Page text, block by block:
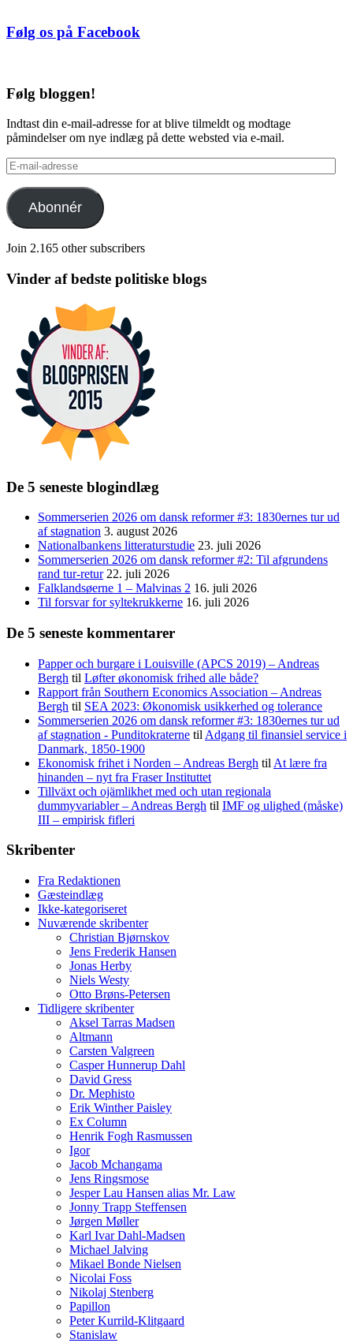
Følg os på Facebook
Følg bloggen!
Indtast din e-mail-adresse for at blive tilmeldt og modtage
påmindelser om nye indlæg på dette websted via e-mail.
E-
mail-
adresse
Abonnér
Join 2.165 other subscribers
Vinder af bedste politiske blogs
De 5 seneste blogindlæg
Sommerserien 2026 om dansk reformer #3: 1830ernes tur ud
af stagnation 3. august 2026
Nationalbankens litteraturstudie 23. juli 2026
Sommerserien 2026 om dansk reformer #2: Til afgrundens
rand tur-retur 22. juli 2026
Falklandsøerne 1 – Malvinas 2 16. juli 2026
Til forsvar for syltekrukkerne 16. juli 2026
De 5 seneste kommentarer
Papper och burgare i Louisville (APCS 2019) – Andreas
Bergh til Løfter økonomisk frihed alle både?
Rapport från Southern Economics Association – Andreas
Bergh til SEA 2023: Økonomisk usikkerhed og tolerance
Sommerserien 2026 om dansk reformer #3: 1830ernes tur ud
af stagnation - Punditokraterne til Adgang til finansiel service i
Danmark, 1850-1900
Ekonomisk frihet i Norden – Andreas Bergh til At lære fra
hinanden – nyt fra Fraser Instituttet
Tillväxt och ojämlikhet med och utan regionala
dummyvariabler – Andreas Bergh til IMF og ulighed (måske)
III – empirisk fifleri
Skribenter
Fra Redaktionen
Gæsteindlæg
Ikke-kategoriseret
Nuværende skribenter
Christian Bjørnskov
Jens Frederik Hansen
Jonas Herby
Niels Westy
Otto Brøns-Petersen
Tidligere skribenter
Aksel Tarras Madsen
Altmann
Carsten Valgreen
Casper Hunnerup Dahl
David Gress
Dr. Mephisto
Erik Winther Paisley
Ex Column
Henrik Fogh Rasmussen
Igor
Jacob Mchangama
Jens Ringsmose
Jesper Lau Hansen alias Mr. Law
Jonny Trapp Steffensen
Jørgen Møller
Karl Ivar Dahl-Madsen
Michael Jalving
Mikael Bonde Nielsen
Nicolai Foss
Nikolaj Stenberg
Papillon
Peter Kurrild-Klitgaard
Stanislaw